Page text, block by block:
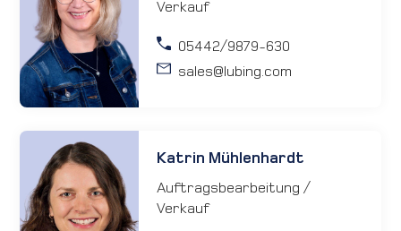
Verkauf
05442/9879-630
sales@lubing.com
Katrin Mühlenhardt
Auftragsbearbeitung /
Verkauf